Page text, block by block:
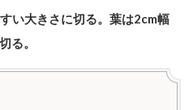
い大きさに切る。葉は2cm幅
る。